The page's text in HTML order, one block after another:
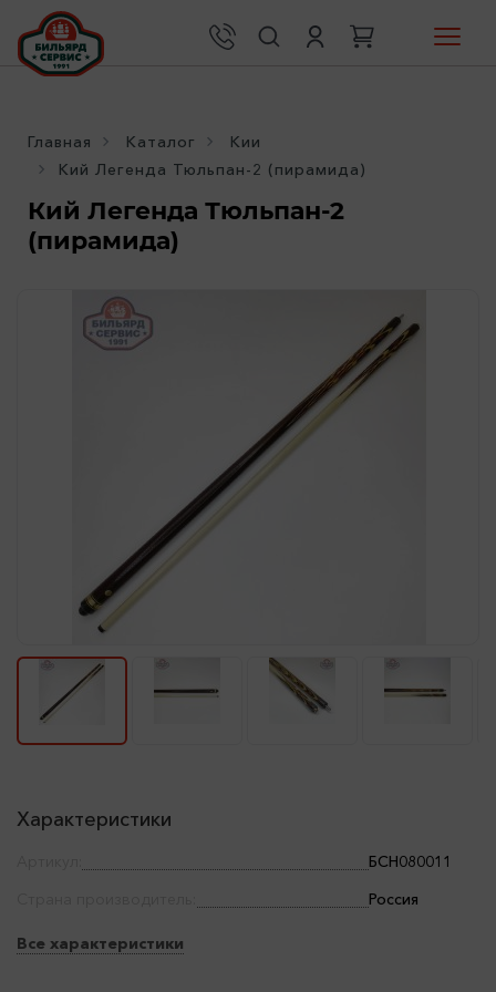
Главная Каталог
Кии
Кий Легенда Тюльпан-2 (пирамида)
Кий Легенда Тюльпан-2
(пирамида)
Характеристики
БСН080011
Россия
Все характеристики